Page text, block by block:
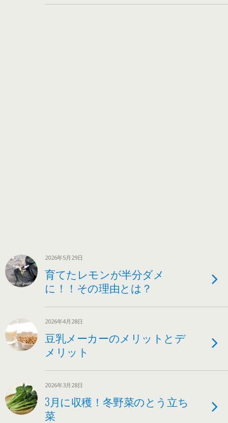
2026年5月29日
育てたレモンが半分ダメ
に！！その理由とは？
2026年4月28日
豆乳メーカーのメリットとデ
メリット
2026年3月28日
3月に収穫！冬野菜のとう立ち
菜